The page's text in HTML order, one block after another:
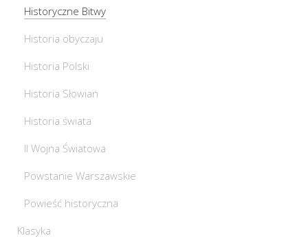
Historyczne Bitwy
Historia obyczaju
Historia Polski
Historia Słowian
Historia świata
II Wojna Światowa
Powstanie Warszawskie
Powieść historyczna
Klasyka